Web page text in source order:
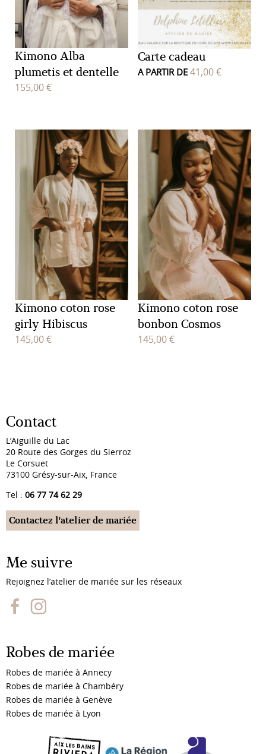
Kimono Alba
plumetis et dentelle
155,00 €
Carte cadeau
A PARTIR DE 41,00 €
Kimono coton rose
girly Hibiscus
145,00 €
Kimono coton rose
bonbon Cosmos
145,00 €
Contact
L’Aiguille du Lac
20 Route des Gorges du Sierroz
Le Corsuet
73100 Grésy-sur-Aix, France
Tel : 06 77 74 62 29
Contactez l'atelier de mariée
Me suivre
Rejoignez l’atelier de mariée sur les réseaux
Robes de mariée
Robes de mariée à Annecy
Robes de mariée à Chambéry
Robes de mariée à Genève
Robes de mariée à Lyon